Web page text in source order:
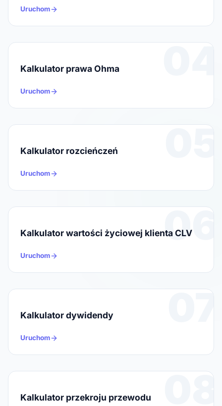
Uruchom
04
Kalkulator prawa Ohma
Uruchom
05
Kalkulator rozcieńczeń
Uruchom
06
Kalkulator wartości życiowej klienta CLV
Uruchom
07
Kalkulator dywidendy
Uruchom
08
Kalkulator przekroju przewodu